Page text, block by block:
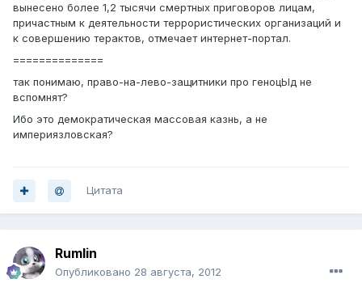
вынесено более 1,2 тысячи смертных приговоров лицам,
причастным к деятельности террористических организаций и
к совершению терактов, отмечает интернет-портал.
==============
так понимаю, право-на-лево-защитники про геноцЫд не
вспомнят?
Ибо это демократическая массовая казнь, а не
империязловская?
Цитата
Rumlin
Опубликовано 28 августа, 2012